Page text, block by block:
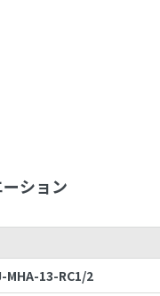
ション
MHA-13-RC1/2